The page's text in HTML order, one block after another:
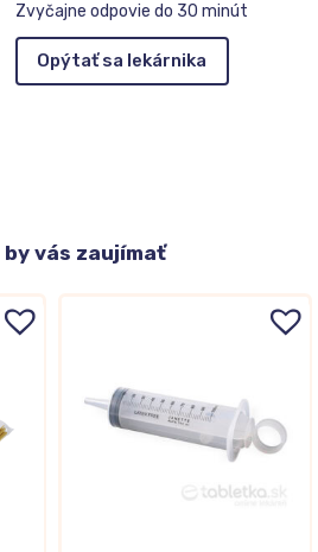
Zvyčajne odpovie do 30 minút
Opýtať sa lekárnika
by vás zaujímať